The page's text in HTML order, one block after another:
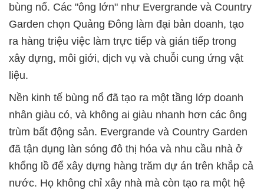
bùng nổ. Các "ông lớn" như Evergrande và Country
Garden chọn Quảng Đông làm đại bản doanh, tạo
ra hàng triệu việc làm trực tiếp và gián tiếp trong
xây dựng, môi giới, dịch vụ và chuỗi cung ứng vật
liệu.
Nền kinh tế bùng nổ đã tạo ra một tầng lớp doanh
nhân giàu có, và không ai giàu nhanh hơn các ông
trùm bất động sản. Evergrande và Country Garden
đã tận dụng làn sóng đô thị hóa và nhu cầu nhà ở
khổng lồ để xây dựng hàng trăm dự án trên khắp cả
nước. Họ không chỉ xây nhà mà còn tạo ra một hệ